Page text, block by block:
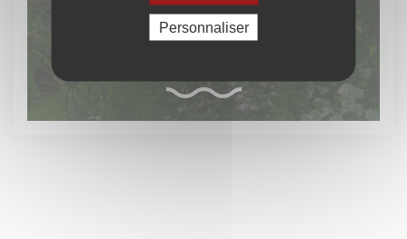
Découvrez
le patrimoine vert
Personnaliser